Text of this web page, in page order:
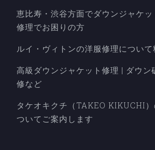
恵比寿・渋谷方面でダウンジャケ
修理でお困りの方
ルイ・ヴィトンの洋服修理につい
高級ダウンジャケット修理 | ダウン
修など
タケオキクチ（TAKEO KIKUCHI
ついてご案内します